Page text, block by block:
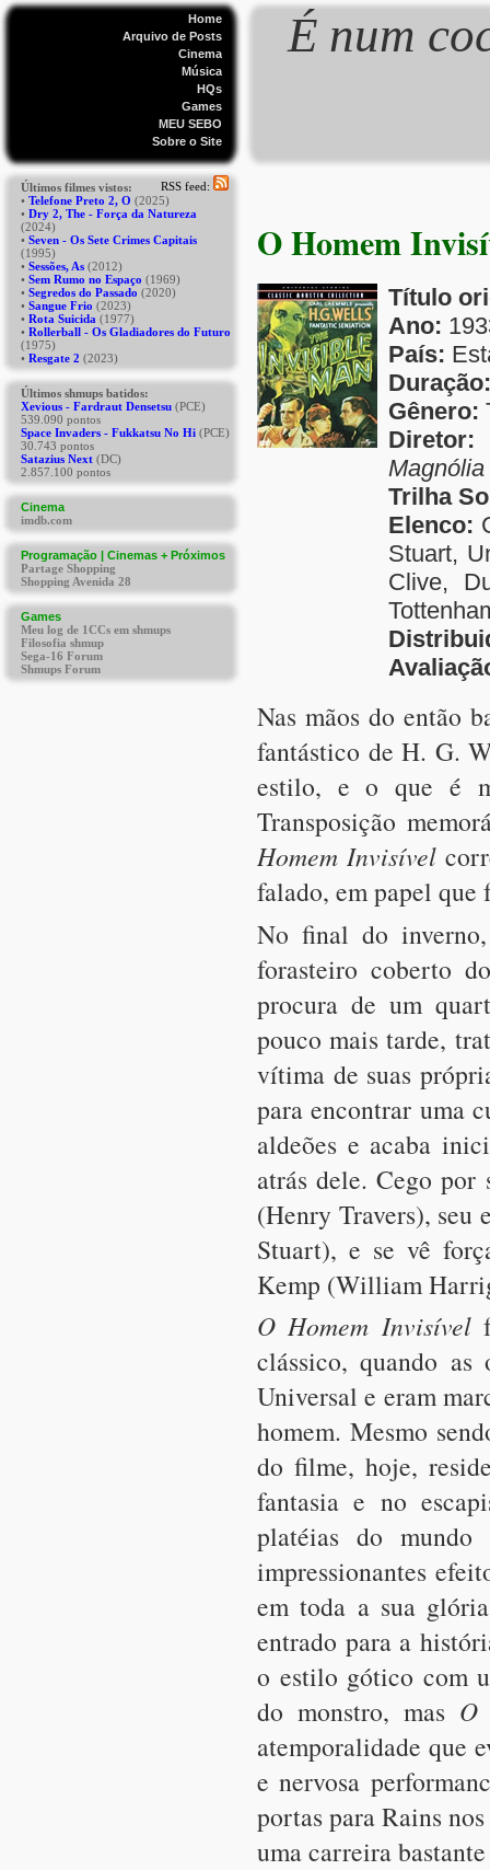
O Homem
Título
Ano:
País:
Duração:
Gênero:
Diretor:
Trilha
Elenco:
Stuart,
Clive,
Nas mãos do então
fantástico de H. G.
estilo, e o que é
Transposição
Homem Invisível
falado, em papel
No final do
forasteiro coberto
procura de um
pouco mais tarde,
vítima de suas
para encontrar uma
aldeões e acaba
atrás dele. Cego por
(Henry Travers), seu
Stuart), e se vê
Kemp (William
O Homem Invisível
clássico, quando as
Universal e eram
homem. Mesmo
do filme, hoje,
fantasia e no
platéias do
impressionantes
em toda a sua
entrado para a
o estilo gótico com
do monstro, mas O
atemporalidade que
e nervosa
portas para Rains
uma carreira
É num
Home
Arquivo de Posts
Cinema
Música
HQs
Games
MEU SEBO
Sobre o Site